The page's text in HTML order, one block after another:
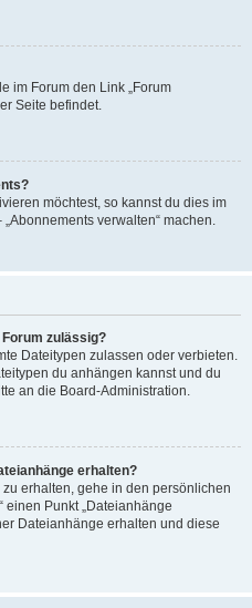
im Forum den Link „Forum
Seite befindet.
möchtest, so kannst du dies im
verwalten“ machen.
zulässig?
Dateitypen zulassen oder verbieten.
du anhängen kannst und du
an die Board-Administration.
erhalten?
erhalten, gehe in den persönlichen
einen Punkt „Dateianhänge
Dateianhänge erhalten und diese